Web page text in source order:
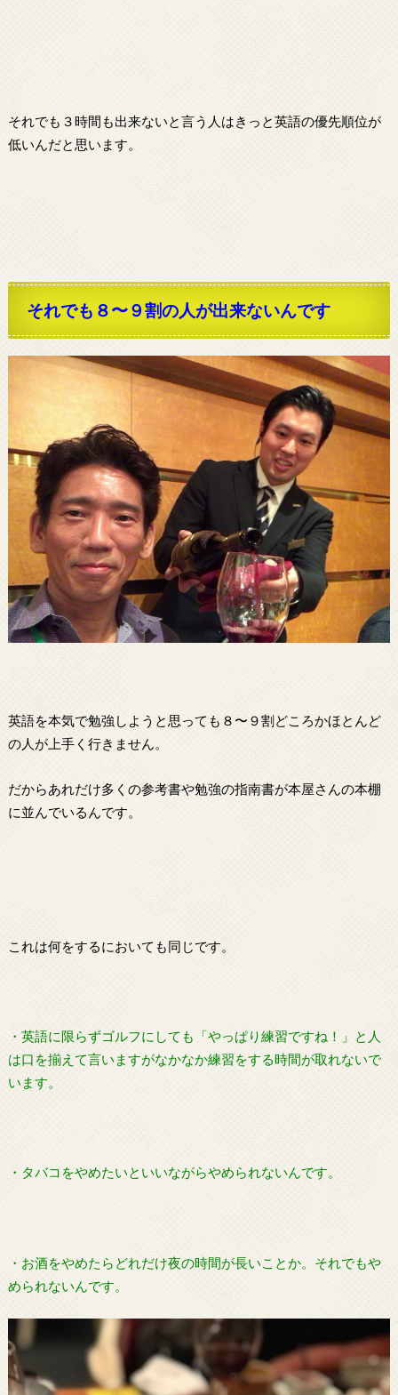
それでも３時間も出来ないと言う人はきっと英語の優先順位が
低いんだと思います。
それでも８〜９割の人が出来ないんです
英語を本気で勉強しようと思っても８〜９割どころかほとんど
の人が上手く行きません。
だからあれだけ多くの参考書や勉強の指南書が本屋さんの本棚
に並んでいるんです。
これは何をするにおいても同じです。
・英語に限らずゴルフにしても「やっぱり練習ですね！」と人
は口を揃えて言いますがなかなか練習をする時間が取れないで
います。
・タバコをやめたいといいながらやめられないんです。
・お酒をやめたらどれだけ夜の時間が長いことか。それでもや
められないんです。